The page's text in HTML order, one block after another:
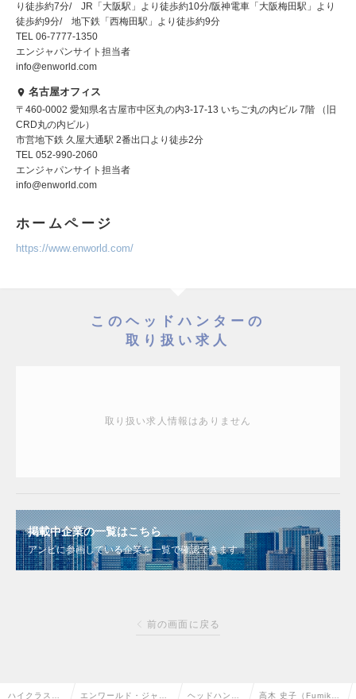
り徒歩約7分/ JR「大阪駅」より徒歩約10分/阪神電車「大阪梅田駅」より
徒歩約9分/ 地下鉄「西梅田駅」より徒歩約9分
TEL 06-7777-1350
エンジャパンサイト担当者
info@enworld.com
名古屋オフィス
〒460-0002 愛知県名古屋市中区丸の内3-17-13 いちご丸の内ビル 7階 （旧
CRD丸の内ビル）
市営地下鉄 久屋大通駅 2番出口より徒歩2分
TEL 052-990-2060
エンジャパンサイト担当者
info@enworld.com
ホームページ
https://www.enworld.com/
このヘッドハンターの
取り扱い求人
取り扱い求人情報はありません
掲載中企業の一覧はこちら
アンビに参画している企業を一覧で確認できます
前の画面に戻る
ハイクラス求 エンワールド・ジャパ ヘッドハンタ 高木 史子（Fumik